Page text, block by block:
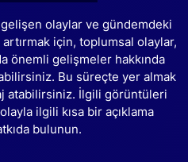
olaylar ve gündemdeki
artırmak için, toplumsal olaylar,
önemli gelişmeler hakkında
Bu süreçte yer almak
atabilirsiniz. İlgili görüntüleri
ilgili kısa bir açıklama
bulunun.